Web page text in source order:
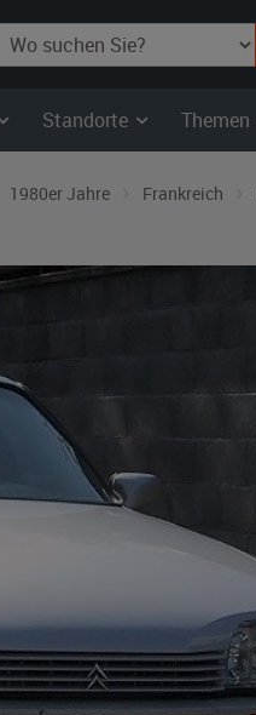
Standorte Themen
1980er Jahre Frankreich